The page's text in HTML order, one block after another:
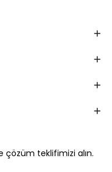
teklifimizi alın.